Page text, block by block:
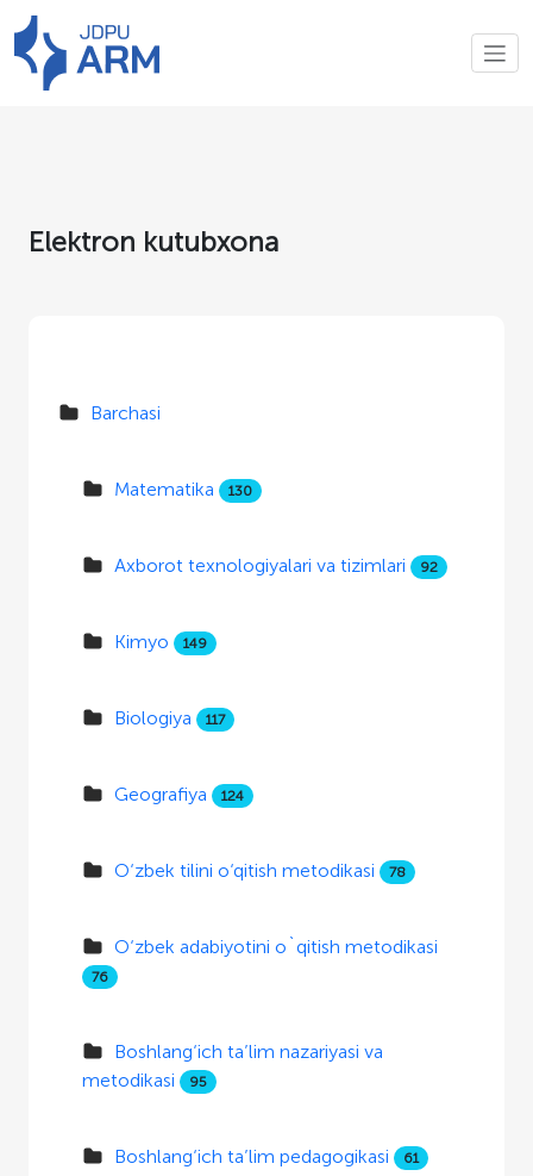
Elektron kutubxona
Barchasi
Matematika 130
Axborot texnologiyalari va tizimlari 92
Kimyo 149
Biologiya 117
Geografiya 124
O‘zbek tilini o‘qitish metodikasi 78
O‘zbek adabiyotini o`qitish metodikasi
76
Boshlang‘ich ta’lim nazariyasi va
metodikasi
95
Boshlang‘ich ta’lim pedagogikasi 61